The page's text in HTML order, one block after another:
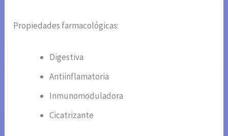
Propiedades farmacológicas:
Digestiva
Antiinflamatoria
Inmunomoduladora
Cicatrizante